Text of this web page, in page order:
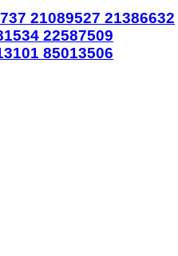
21089527 21386632
22587509
85013506